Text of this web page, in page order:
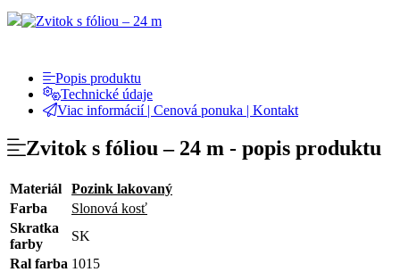
Popis produktu
Technické údaje
Viac informácií | Cenová ponuka | Kontakt
Zvitok s fóliou – 24 m - popis produktu
Materiál
Pozink lakovaný
Farba
Slonová kosť
Skratka
farby
SK
Ral farba 1015